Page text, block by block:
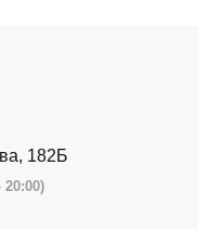
182Б
20:00)